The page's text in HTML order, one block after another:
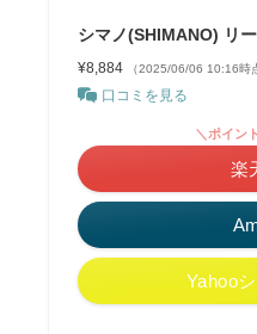
シマノ(SHIMANO) リ
¥8,884 （2025/06/06 10:16時
口コミを見る
＼ポイン
楽
Yahoo